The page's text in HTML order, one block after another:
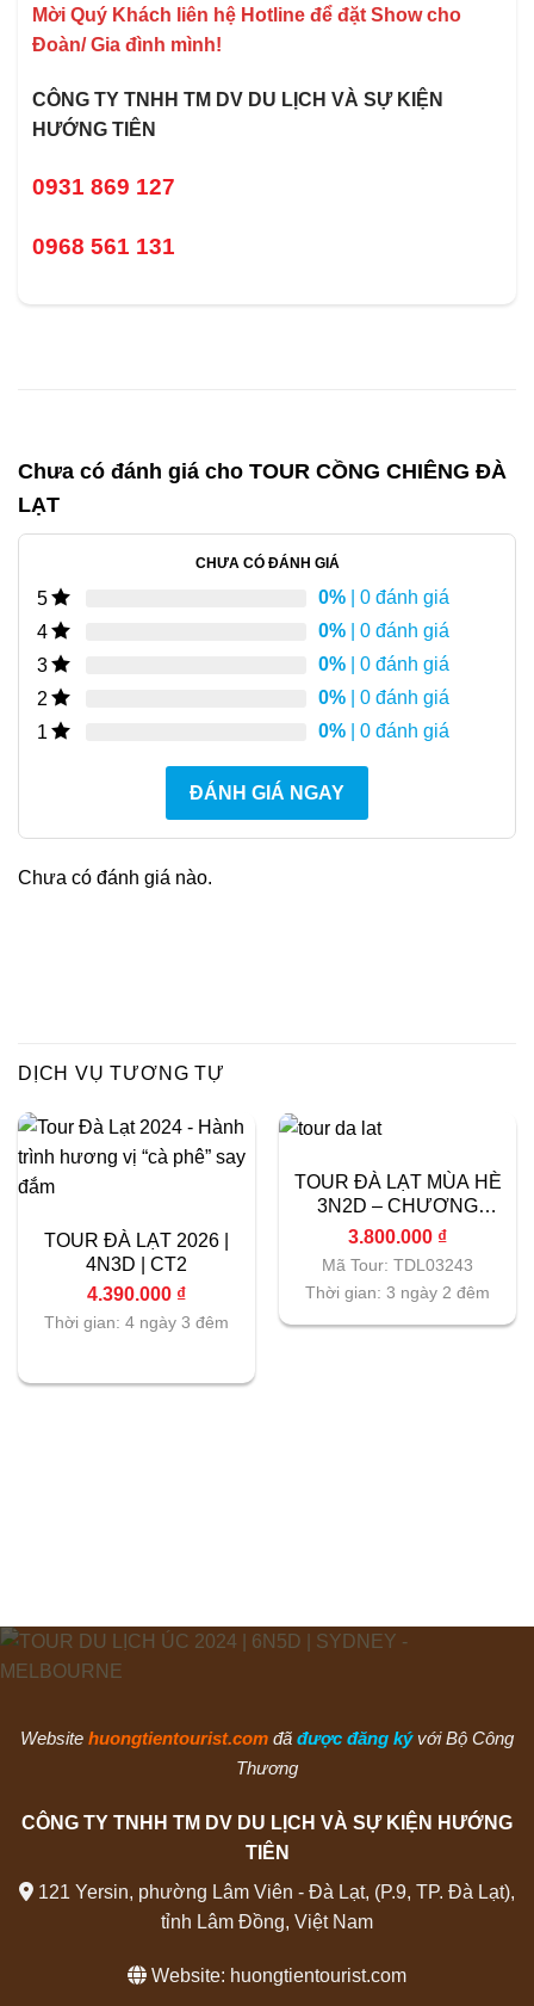
Mời Quý Khách liên hệ Hotline để đặt Show cho
Đoàn/ Gia đình mình!
CÔNG TY TNHH TM DV DU LỊCH VÀ SỰ KIỆN
HƯỚNG TIÊN
0931 869 127
0968 561 131
Chưa có đánh giá cho TOUR CỒNG CHIÊNG ĐÀ
LẠT
CHƯA CÓ ĐÁNH GIÁ
5 0% | 0 đánh giá
4
0% | 0 đánh giá
3
0% | 0 đánh giá
2
0% | 0 đánh giá
1
0% | 0 đánh giá
ĐÁNH GIÁ NGAY
Chưa có đánh giá nào.
DỊCH VỤ TƯƠNG TỰ
TOUR ĐÀ LẠT 2026 |
4N3D | CT2
4.390.000 ₫
Thời gian: 4 ngày 3 đêm
TOUR ĐÀ LẠT MÙA HÈ
3N2D – CHƯƠNG
TRÌNH 04
3.800.000 ₫
Mã Tour: TDL03243
Thời gian: 3 ngày 2 đêm
Website huongtientourist.com đã được đăng ký với Bộ Công
Thương
CÔNG TY TNHH TM DV DU LỊCH VÀ SỰ KIỆN HƯỚNG
TIÊN
121 Yersin, phường Lâm Viên - Đà Lạt, (P.9, TP. Đà Lạt),
tỉnh Lâm Đồng, Việt Nam
Website: huongtientourist.com